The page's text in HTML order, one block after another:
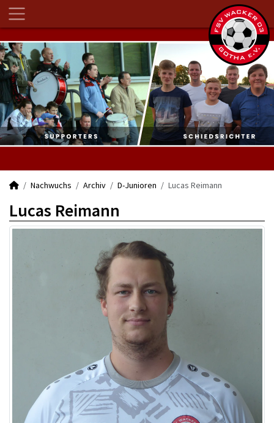
Nachwuchs Archiv D-Junioren Lucas Reimann
Lucas Reimann